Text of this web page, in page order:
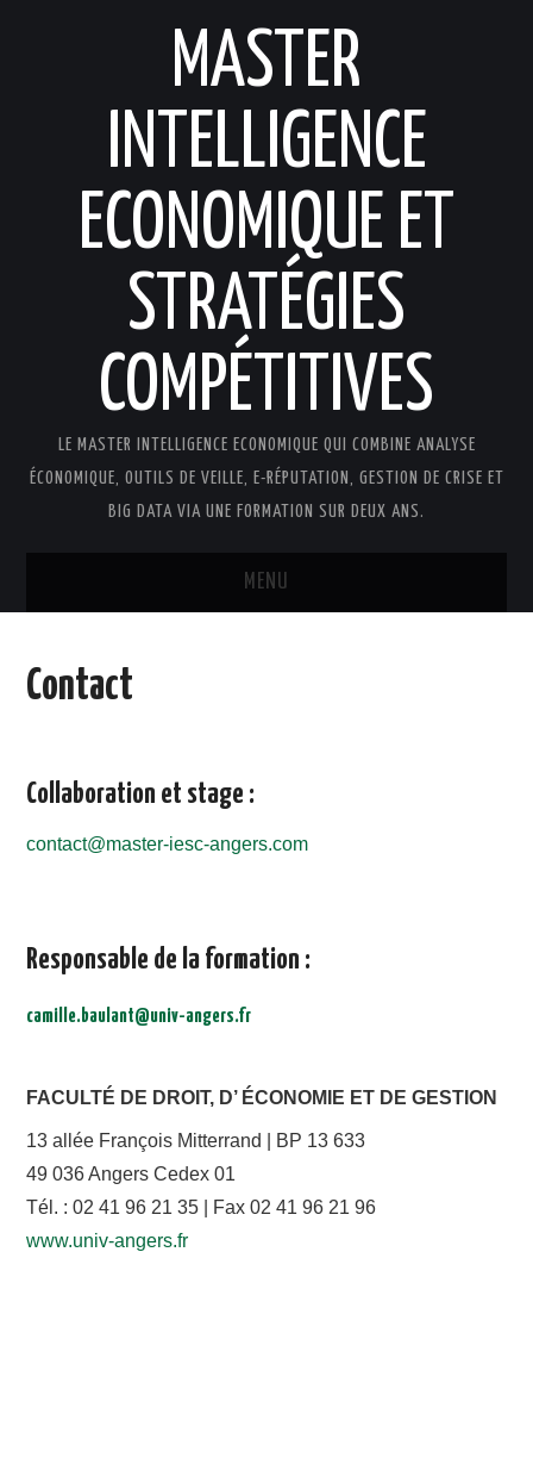
MASTER
INTELLIGENCE
ECONOMIQUE ET
STRATÉGIES
COMPÉTITIVES
LE MASTER INTELLIGENCE ECONOMIQUE QUI COMBINE ANALYSE
ÉCONOMIQUE, OUTILS DE VEILLE, E-RÉPUTATION, GESTION DE CRISE ET
BIG DATA VIA UNE FORMATION SUR DEUX ANS.
MENU
FORMATION
ANALYSE TWITTER DES
CONTACT
Contact
Collaboration et stage :
contact@master-iesc-angers.com
Responsable de la formation :
camille.baulant@univ-angers.fr
FACULTÉ DE DROIT, D’ ÉCONOMIE ET DE GESTION
13 allée François Mitterrand | BP 13 633
49 036 Angers Cedex 01
Tél. : 02 41 96 21 35 | Fax 02 41 96 21 96
www.univ-angers.fr